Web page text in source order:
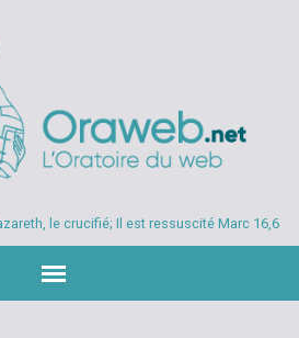
le crucifié; Il est ressuscité Marc 16,6